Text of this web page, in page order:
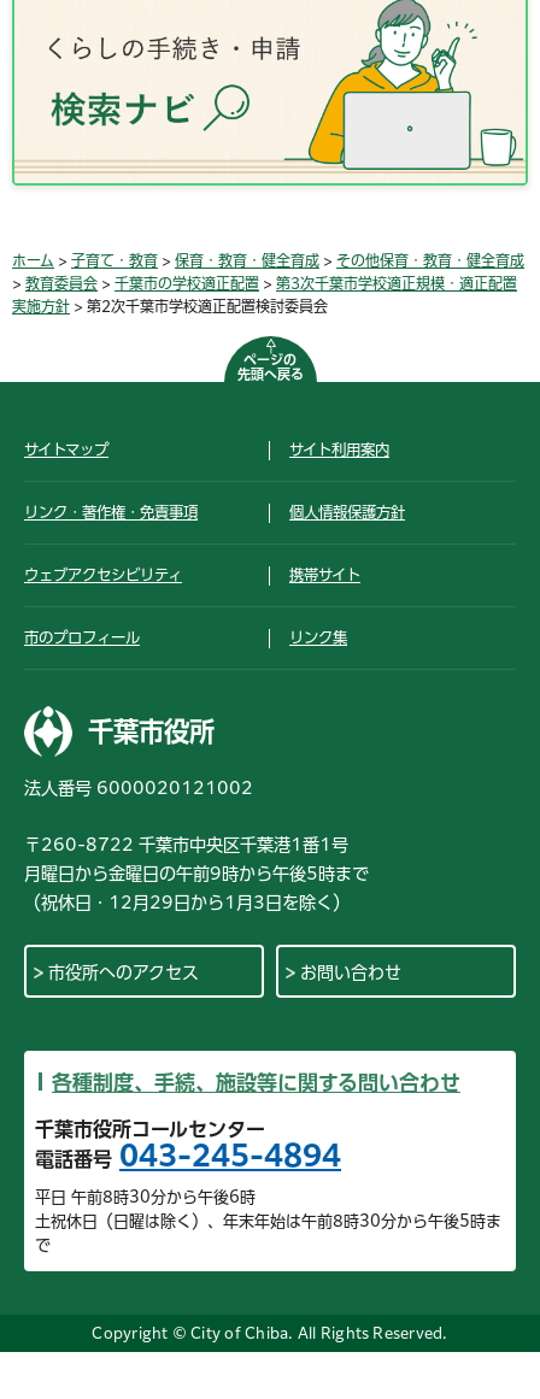
ホーム > 子育て・教育 > 保育・教育・健全育成 > その他保育・教育・健全育成
> 教育委員会 > 千葉市の学校適正配置 > 第3次千葉市学校適正規模・適正配置
実施方針 > 第2次千葉市学校適正配置検討委員会
ページの
先頭へ戻る
サイトマップ サイト利用案内
リンク・著作権・免責事項 個人情報保護方針
ウェブアクセシビリティ 携帯サイト
市のプロフィール リンク集
千葉市役所
法人番号 6000020121002
〒260-8722 千葉市中央区千葉港1番1号
月曜日から金曜日の午前9時から午後5時まで
（祝休日・12月29日から1月3日を除く）
市役所へのアクセス お問い合わせ
各種制度、手続、施設等に関する問い合わせ
千葉市役所コールセンター
電話番号 043-245-4894
平日 午前8時30分から午後6時
土祝休日（日曜は除く）、年末年始は午前8時30分から午後5時ま
で
Copyright © City of Chiba. All Rights Reserved.